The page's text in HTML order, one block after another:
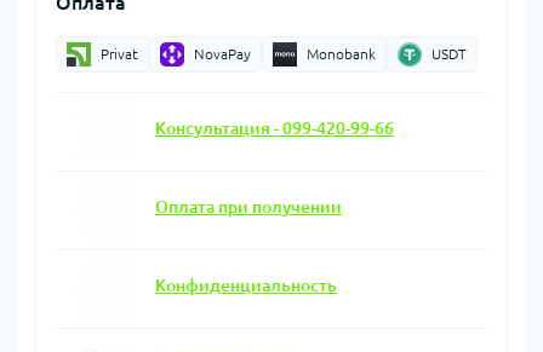
Privat NovaPay Monobank USDT
Консультация - 099-420-99-66
Оплата при получении
Конфиденциальность